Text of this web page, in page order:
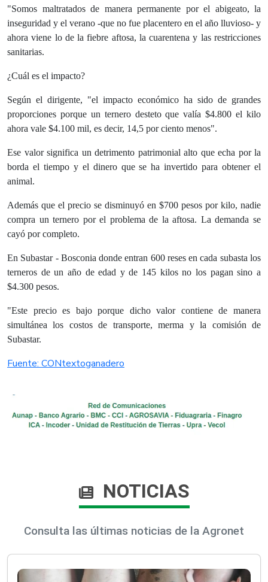
"Somos maltratados de manera permanente por el abigeato, la
inseguridad y el verano -que no fue placentero en el año lluvioso- y
ahora viene lo de la fiebre aftosa, la cuarentena y las restricciones
sanitarias.
¿Cuál es el impacto?
Según el dirigente, "el impacto económico ha sido de grandes
proporciones porque un ternero desteto que valía $4.800 el kilo
ahora vale $4.100 mil, es decir, 14,5 por ciento menos".
Ese valor significa un detrimento patrimonial alto que echa por la
borda el tiempo y el dinero que se ha invertido para obtener el
animal.
Además que el precio se disminuyó en $700 pesos por kilo, nadie
compra un ternero por el problema de la aftosa. La demanda se
cayó por completo.
En Subastar - Bosconia donde entran 600 reses en cada subasta los
terneros de un año de edad y de 145 kilos no los pagan sino a
$4.300 pesos.
"Este precio es bajo porque dicho valor contiene de manera
simultánea los costos de transporte, merma y la comisión de
Subastar.
Fuente: CONtextoganadero​
NOTICIAS
Consulta las últimas noticias de la Agronet